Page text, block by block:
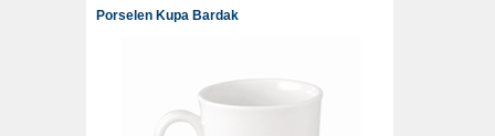
Porselen Kupa Bardak